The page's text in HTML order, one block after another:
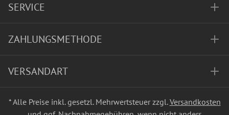
SERVICE
ZAHLUNGSMETHODE
VERSANDART
* Alle Preise inkl. gesetzl. Mehrwertsteuer zzgl.Versandkosten